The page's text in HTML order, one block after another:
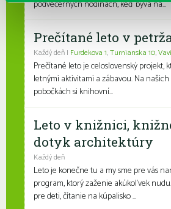
podvečerných hodinách, keď býva na...
Prečítané leto v
Každý deň | Furdekova 1,Turnianska 10,
Prečítané leto je celoslovenský projekt,
letnými aktivitami a zábavou. Na
pobočkách si knihovní...
Leto v knižnici,
dotyk architektúry
Každý deň
Leto je konečne tu a my sme pre vás
program, ktorý zaženie akúkoľvek
pre deti, čítanie na kúpalisko ...